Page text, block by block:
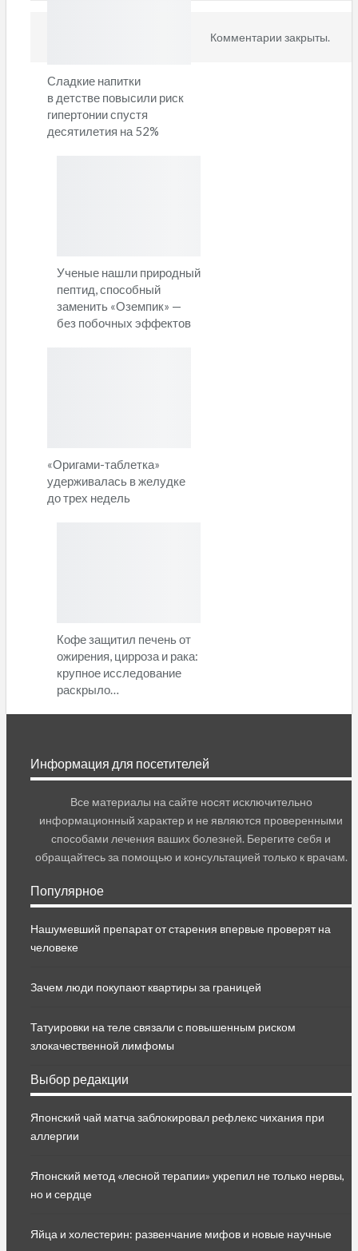
Сладкие напитки
в детстве повысили риск
гипертонии спустя
десятилетия на 52%
Ученые нашли природный
пептид, способный
заменить «Оземпик» —
без побочных эффектов
«Оригами-таблетка»
удерживалась в желудке
до трех недель
Кофе защитил печень от
ожирения, цирроза и рака:
крупное исследование
раскрыло…
Комментарии закрыты.
Информация для посетителей
Все материалы на сайте носят исключительно
информационный характер и не являются проверенными
способами лечения ваших болезней. Берегите себя и
обращайтесь за помощью и консультацией только к врачам.
Популярное
Нашумевший препарат от старения впервые проверят на
человеке
Зачем люди покупают квартиры за границей
Татуировки на теле связали с повышенным риском
злокачественной лимфомы
Выбор редакции
Японский чай матча заблокировал рефлекс чихания при
аллергии
Японский метод «лесной терапии» укрепил не только нервы,
но и сердце
Яйца и холестерин: развенчание мифов и новые научные